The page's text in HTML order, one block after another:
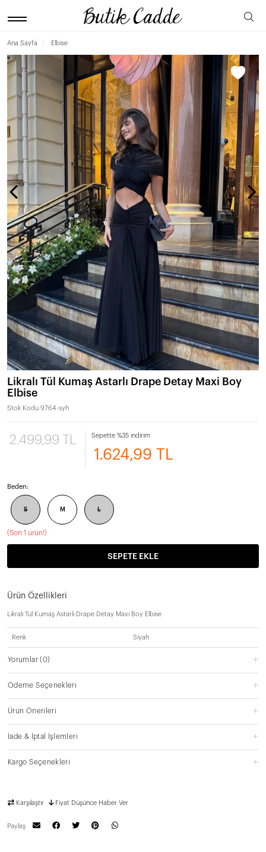
Ana Sayfa Elbise
Likralı Tül Kumaş Astarlı Drape Detay Maxi Boy
Elbise
Stok Kodu 9764-syh
2.499,99 TL Sepette %35 indirim
1.624,99 TL
Beden:
S M L
(Son 1 ürün!)
SEPETE EKLE
Ürün Özellikleri
Likralı Tül Kumaş Astarlı Drape Detay Maxi Boy Elbise
Renk Siyah
Yorumlar(0)
Ödeme Seçenekleri
Ürün Önerileri
İade & İptal İşlemleri
Kargo Seçenekleri
Karşılaştır Fiyat Düşünce Haber Ver
Paylaş